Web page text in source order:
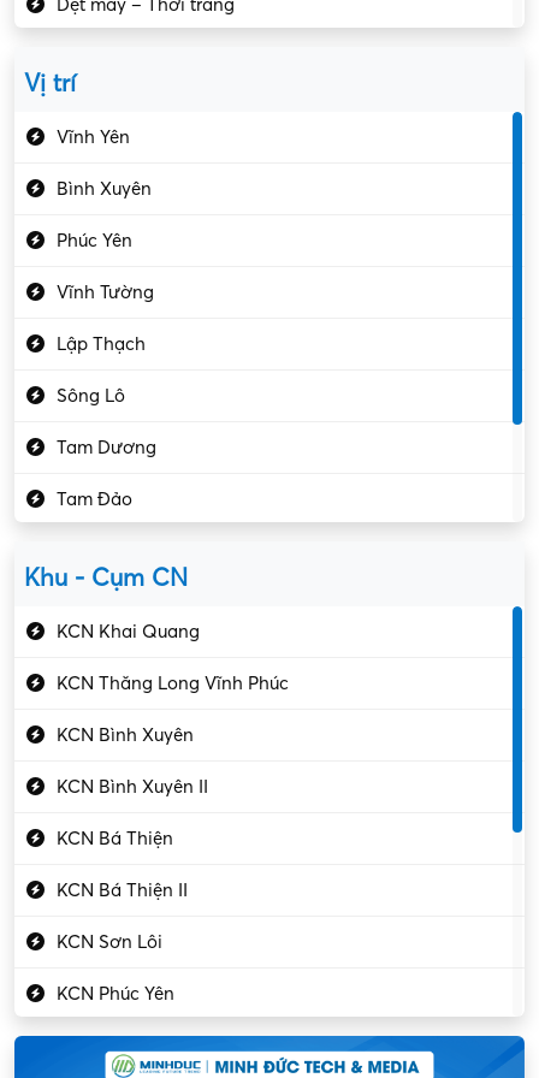
Dệt may – Thời trang
Kiểm soát chất lượng
Kỹ sư cơ khí
Kỹ sư điện
Kỹ thuật cao
Kỹ thuật mạng – IT
Làm bán thời gian
Lao động phổ thông
Lập trình – Phát triển
Luật – Công chứng
Marketing – PR
Mỹ phẩm – Trang sức
Vị trí
Vĩnh Yên
Bình Xuyên
Phúc Yên
Vĩnh Tường
Lập Thạch
Sông Lô
Tam Dương
Tam Đảo
Khu - Cụm CN
KCN Khai Quang
KCN Thăng Long Vĩnh Phúc
KCN Bình Xuyên
KCN Bình Xuyên II
KCN Bá Thiện
KCN Bá Thiện II
KCN Sơn Lôi
KCN Phúc Yên